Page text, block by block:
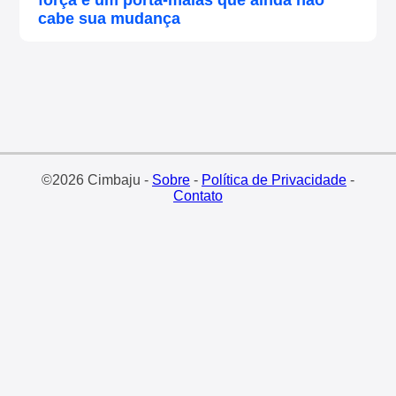
cabe sua mudança
©2026 Cimbaju - Sobre- Política de Privacidade-
Contato